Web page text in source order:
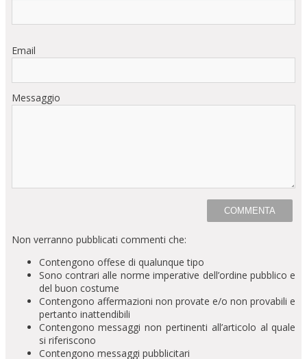
Email
Messaggio
Non verranno pubblicati commenti che:
Contengono offese di qualunque tipo
Sono contrari alle norme imperative dell’ordine pubblico e
del buon costume
Contengono affermazioni non provate e/o non provabili e
pertanto inattendibili
Contengono messaggi non pertinenti all’articolo al quale
si riferiscono
Contengono messaggi pubblicitari